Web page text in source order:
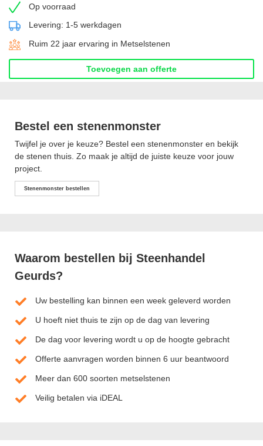
Op voorraad
Levering: 1-5 werkdagen
Ruim 22 jaar ervaring in Metselstenen
Toevoegen aan offerte
Bestel een stenenmonster
Twijfel je over je keuze? Bestel een stenenmonster en bekijk
de stenen thuis. Zo maak je altijd de juiste keuze voor jouw
project.
Stenenmonster bestellen
Waarom bestellen bij Steenhandel
Geurds?
Uw bestelling kan binnen een week geleverd worden
U hoeft niet thuis te zijn op de dag van levering
De dag voor levering wordt u op de hoogte gebracht
Offerte aanvragen worden binnen 6 uur beantwoord
Meer dan 600 soorten metselstenen
Veilig betalen via iDEAL